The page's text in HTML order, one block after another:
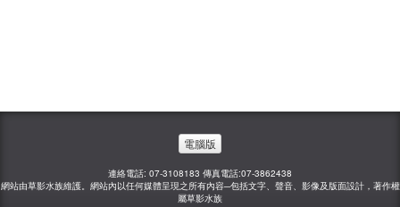
電腦版
連絡電話: 07-3108183 傳真電話:07-3862438
網站由草影水族維護。網站內以任何媒體呈現之所有內容─包括文字、聲音、影像及版面設計，著作權
屬草影水族